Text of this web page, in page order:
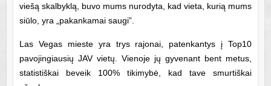
viešą skalbyklą, buvo mums nurodyta, kad vieta, kurią mums
siūlo, yra „pakankamai saugi”.
Las Vegas mieste yra trys rajonai, patenkantys į Top10
pavojingiausių JAV vietų. Vienoje jų gyvenant bent metus,
statistiškai beveik 100% tikimybė, kad tave smurtiškai